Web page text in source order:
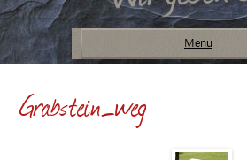
Menu
Grabstein_weg